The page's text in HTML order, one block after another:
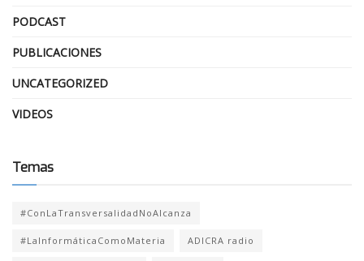
PODCAST
PUBLICACIONES
UNCATEGORIZED
VIDEOS
Temas
#ConLaTransversalidadNoAlcanza
#LaInformáticaComoMateria ADICRA radio